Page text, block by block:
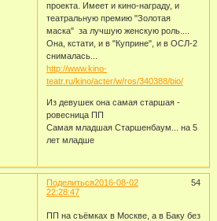
проекта. Имеет и кино-награду, и
театральную премию "Золотая
маска" за лучшую женскую роль....
Она, кстати, и в "Куприне", и в ОСЛ-2
снималась...
http://www.kino-
teatr.ru/kino/acter/w/ros/340388/bio/
Из девушек она самая старшая -
ровесница ПП
Самая младшая Старшенбаум... на 5
лет младше
Поделиться 54
2016-08-02
22:28:47
ПП на съёмках в Москве, а в Баку без